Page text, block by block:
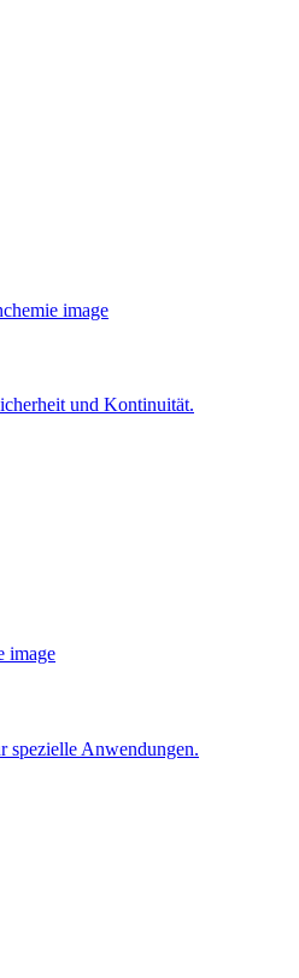
und Kontinuität.
spezielle Anwendungen.